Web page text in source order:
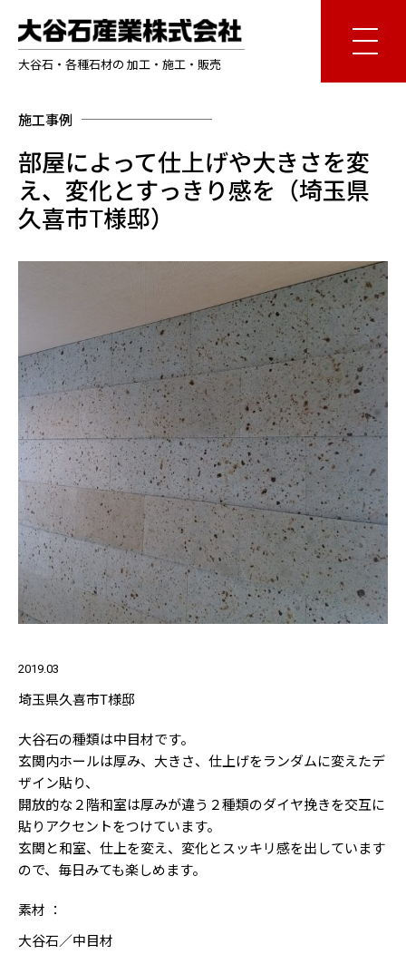
大谷石・各種石材の 加工・施工・販売
施工事例
部屋によって仕上げや大きさを変
え、変化とすっきり感を（埼玉県
久喜市T様邸）
2019.03
埼玉県久喜市T様邸
大谷石の種類は中目材です。
玄関内ホールは厚み、大きさ、仕上げをランダムに変えたデ
ザイン貼り、
開放的な２階和室は厚みが違う２種類のダイヤ挽きを交互に
貼りアクセントをつけています。
玄関と和室、仕上を変え、変化とスッキリ感を出しています
ので、毎日みても楽しめます。
素材 ：
大谷石／中目材